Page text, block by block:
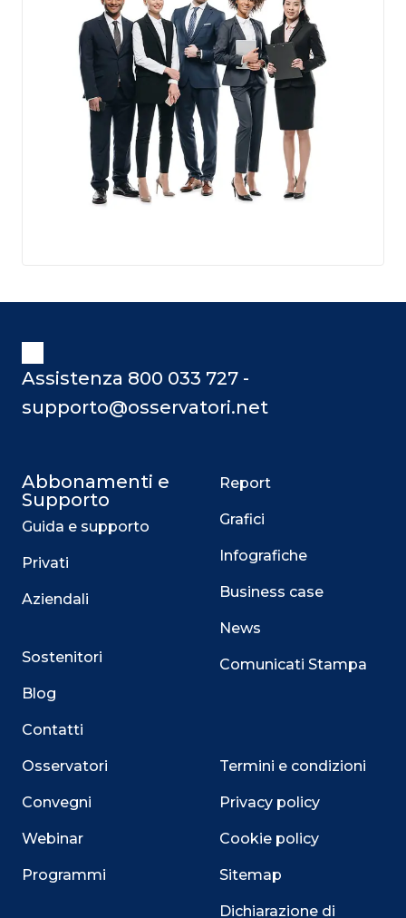
Assistenza 800 033 727 -
supporto@osservatori.net
Abbonamenti e
Supporto
Guida e supporto
Privati
Aziendali
Sostenitori
Blog
Contatti
Osservatori
Convegni
Webinar
Programmi
Report
Grafici
Infografiche
Business case
News
Comunicati Stampa
Termini e condizioni
Privacy policy
Cookie policy
Sitemap
Dichiarazione di